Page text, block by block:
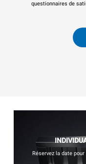
questionnaires de
Réservez la date